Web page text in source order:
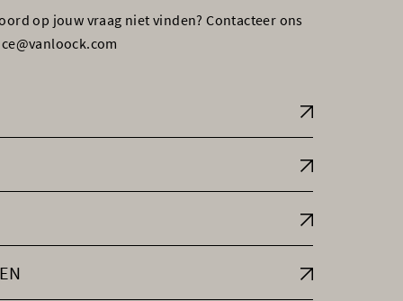
op jouw vraag niet vinden? Contacteer ons